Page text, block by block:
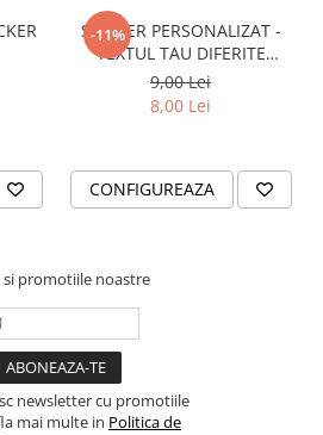
FIRME
-11%
STICKER PERSONALIZAT -
TEXTUL TAU DIFERITE
FONTURI
9,00 Lei
8,00 Lei
CONFIGUREAZA
promotiile noastre
newsletter cu promotiile
mai multe in Politica de